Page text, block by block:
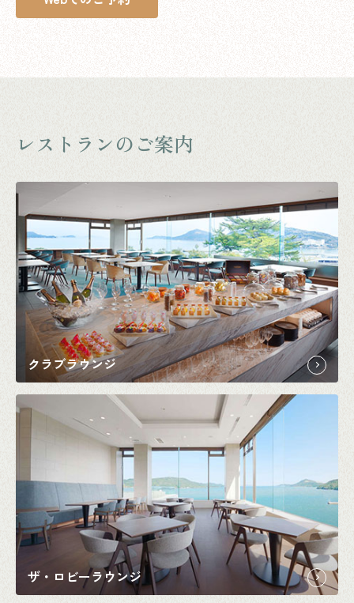
レストランのご案内
クラブラウンジ
ザ・ロビーラウンジ